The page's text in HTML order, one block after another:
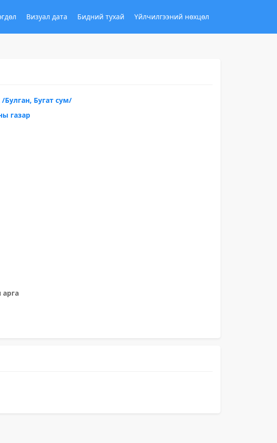
Визуал дата Бидний тухай Үйлчилгээний нөхцөл
Бугат сум/
газар
арга